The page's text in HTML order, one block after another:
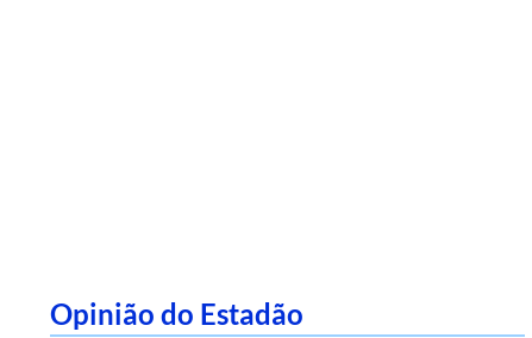
Opinião do Estadão